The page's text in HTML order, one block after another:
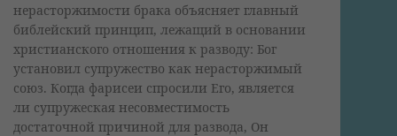
нерасторжимости брака объясняет главный
библейский принцип, лежащий в основании
христианского отношения к разводу: Бог
установил супружество как нерасторжимый
союз. Когда фарисеи спросили Его, является
ли супружеская несовместимость
достаточной причиной для развода, Он